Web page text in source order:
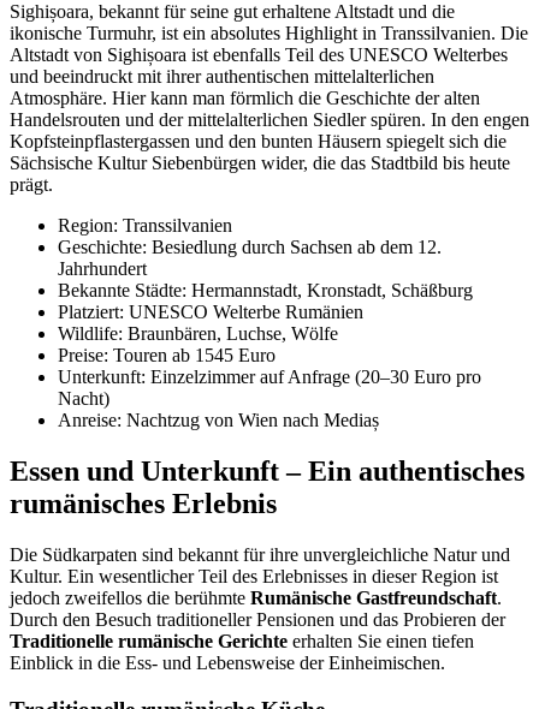
Sighișoara, bekannt für seine gut erhaltene Altstadt und die
ikonische Turmuhr, ist ein absolutes Highlight in Transsilvanien. Die
Altstadt von Sighișoara ist ebenfalls Teil des UNESCO Welterbes
und beeindruckt mit ihrer authentischen mittelalterlichen
Atmosphäre. Hier kann man förmlich die Geschichte der alten
Handelsrouten und der mittelalterlichen Siedler spüren. In den engen
Kopfsteinpflastergassen und den bunten Häusern spiegelt sich die
Sächsische Kultur Siebenbürgen wider, die das Stadtbild bis heute
prägt.
Region: Transsilvanien
Geschichte: Besiedlung durch Sachsen ab dem 12.
Jahrhundert
Bekannte Städte: Hermannstadt, Kronstadt, Schäßburg
Platziert: UNESCO Welterbe Rumänien
Wildlife: Braunbären, Luchse, Wölfe
Preise: Touren ab 1545 Euro
Unterkunft: Einzelzimmer auf Anfrage (20–30 Euro pro
Nacht)
Anreise: Nachtzug von Wien nach Mediaș
Essen und Unterkunft – Ein authentisches
rumänisches Erlebnis
Die Südkarpaten sind bekannt für ihre unvergleichliche Natur und
Kultur. Ein wesentlicher Teil des Erlebnisses in dieser Region ist
jedoch zweifellos die berühmte Rumänische Gastfreundschaft.
Durch den Besuch traditioneller Pensionen und das Probieren der
Traditionelle rumänische Gerichte erhalten Sie einen tiefen
Einblick in die Ess- und Lebensweise der Einheimischen.